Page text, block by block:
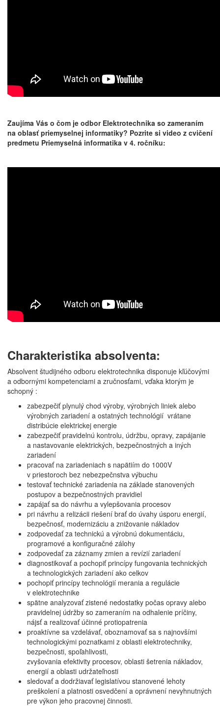
Zaujíma Vás o čom je odbor Elektrotechnika so zameraním
na oblasť priemyselnej informatiky? Pozrite si video z cvičení
predmetu Priemyselná informatika v 4. ročníku:
Charakteristika absolventa:
Absolvent študijného odboru elektrotechnika disponuje kľúčovými
a odbornými kompetenciami a zručnosťami, vďaka ktorým je
schopný :
zabezpečiť plynulý chod výroby, výrobných liniek alebo
výrobných zariadení a ostatných technológií vrátane
distribúcie elektrickej energie
zabezpečiť pravidelnú kontrolu, údržbu, opravy, zapájanie
a nastavovanie elektrických, bezpečnostných a iných
zariadení
pracovať na zariadeniach s napätiím do 1000V
v priestoroch bez nebezpečnstva výbuchu
testovať technické zariadenia na základe stanovených
postupov a bezpečnostných pravidiel
zapájať sa do návrhu a vylepšovania procesov
pri návrhu a relizácii riešení brať do úvahy úsporu energií,
bezpečnosť, modernizáciu a znižovanie nákladov
zodpovedať za technickú a výrobnú dokumentáciu,
programové a konfiguračné zálohy
zodpovedať za záznamy zmien a revízií zariadení
diagnostikovať a pochopiť princípy fungovania technických
a technologických zariadení ako celkov
pochopiť princípy technológií merania a regulácie
v elektrotechnike
spätne analyzovať zistené nedostatky počas opravy alebo
pravidelnej údržby so zameraním na odhalenie príčiny,
nájsť a realizovať účinné protiopatrenia
proaktívne sa vzdelávať, oboznamovať sa s najnovšími
technologickými poznatkami z oblasti elektrotechniky,
bezpečnosti, spoľahlivosti,
zvyšovania efektivity procesov, oblasti šetrenia nákladov,
energií a oblasti udržateľnosti
sledovať a dodržiavať legislatívou stanovené lehoty
preškolení a platnosti osvedčení a oprávnení nevyhnutných
pre výkon jeho pracovnej činnosti.